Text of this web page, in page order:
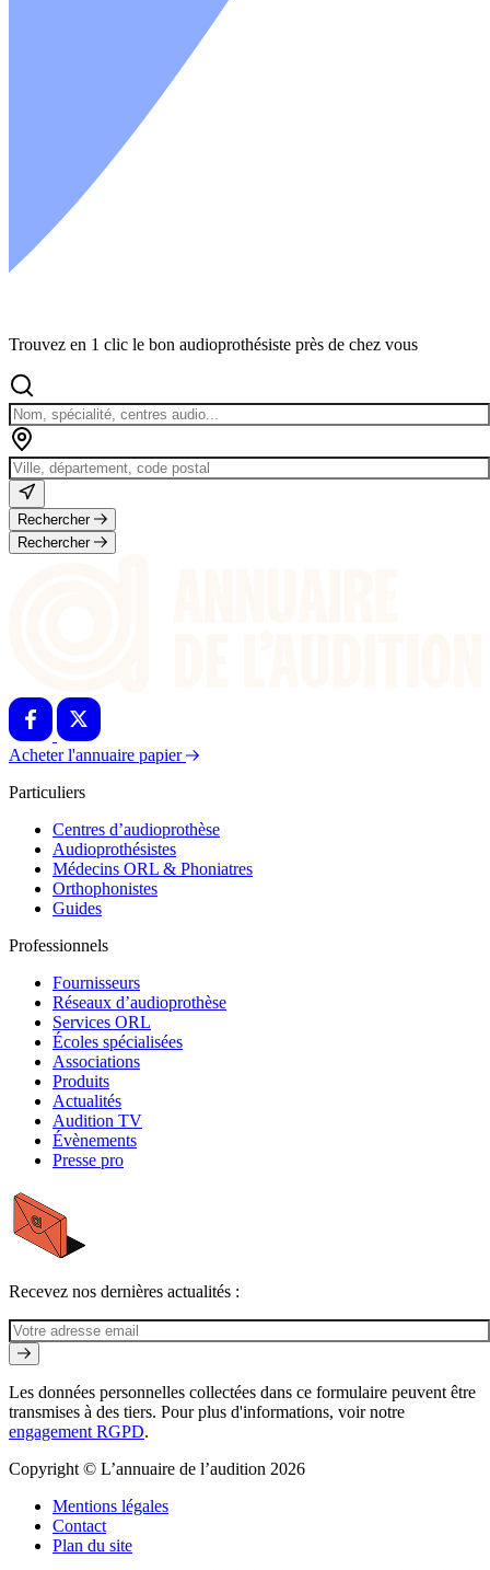
Trouvez en 1 clic le bon audioprothésiste près de chez vous
Rechercher
Rechercher
Acheter l'annuaire papier
Particuliers
Centres d’audioprothèse
Audioprothésistes
Médecins ORL & Phoniatres
Orthophonistes
Guides
Professionnels
Fournisseurs
Réseaux d’audioprothèse
Services ORL
Écoles spécialisées
Associations
Produits
Actualités
Audition TV
Évènements
Presse pro
Recevez nos dernières actualités :
Les données personnelles collectées dans ce formulaire peuvent être
transmises à des tiers. Pour plus d'informations, voir notre
engagement RGPD.
Copyright © L’annuaire de l’audition 2026
Mentions légales
Contact
Plan du site